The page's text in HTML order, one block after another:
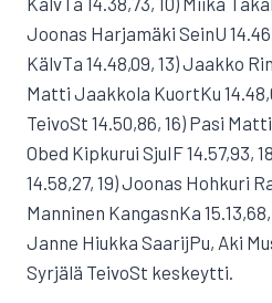
Joonas Harjamäki SeinU
KälvTa 14.48,09, 13) Jaakko
Matti Jaakkola KuortKu
TeivoSt 14.50,86, 16) Pasi
Obed Kipkurui SjuIF 14.57,93,
14.58,27, 19) Joonas Hohkuri
Manninen KangasnKa
Janne Hiukka SaarijPu, Aki
Syrjälä TeivoSt keskeytti.